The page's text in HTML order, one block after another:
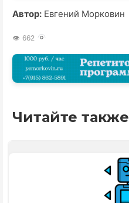
Автор: Евгений Морковин
662
Читайте также